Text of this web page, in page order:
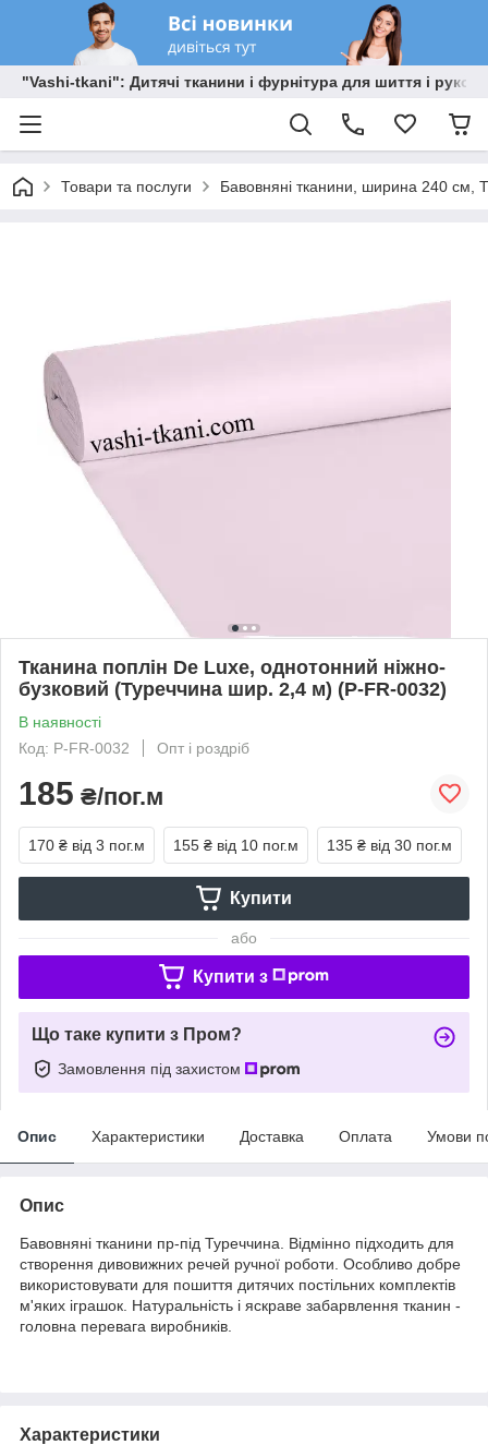
"Vashi-tkani": Дитячі тканини і фурнітура для шиття і
Товари та послуги Бавовняні тканини, ширина 240 см,
Тканина поплін De Luxe, однотонний ніжно-
бузковий (Туреччина шир. 2,4 м) (P-FR-0032)
В наявності
Код: P-FR-0032
Опт і роздріб
185 ₴/пог.м
170 ₴ від 3 пог.м 155 ₴ від 10 пог.м 135 ₴ від 30 пог.м
Купити
або
Купити з
Що таке купити з Пром?
Замовлення під захистом
Опис Характеристики Доставка Оплата Умови
Опис
Бавовняні тканини пр-під Туреччина. Відмінно підходить для
створення дивовижних речей ручної роботи. Особливо добре
використовувати для пошиття дитячих постільних комплектів
м'яких іграшок. Натуральність і яскраве забарвлення тканин -
головна перевага виробників.
Характеристики